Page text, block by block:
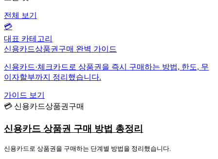
전체 보기
💳
대표 카테고리
신용카드상품권구매 완벽 가이드
신용카드·체크카드로 상품권을 즉시 구매하는 방법, 한도, 무
이자할부까지 정리했습니다.
가이드 보기
💳 신용카드상품권구매
신용카드 상품권 구매 방법 총정리
신용카드로 상품권을 구매하는 단계별 방법을 정리했습니다.